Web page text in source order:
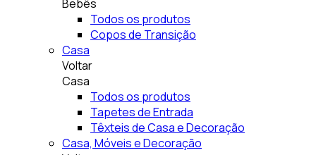
Bebês
Todos os produtos
Copos de Transição
Casa
Voltar
Casa
Todos os produtos
Tapetes de Entrada
Têxteis de Casa e Decoração
Casa, Móveis e Decoração